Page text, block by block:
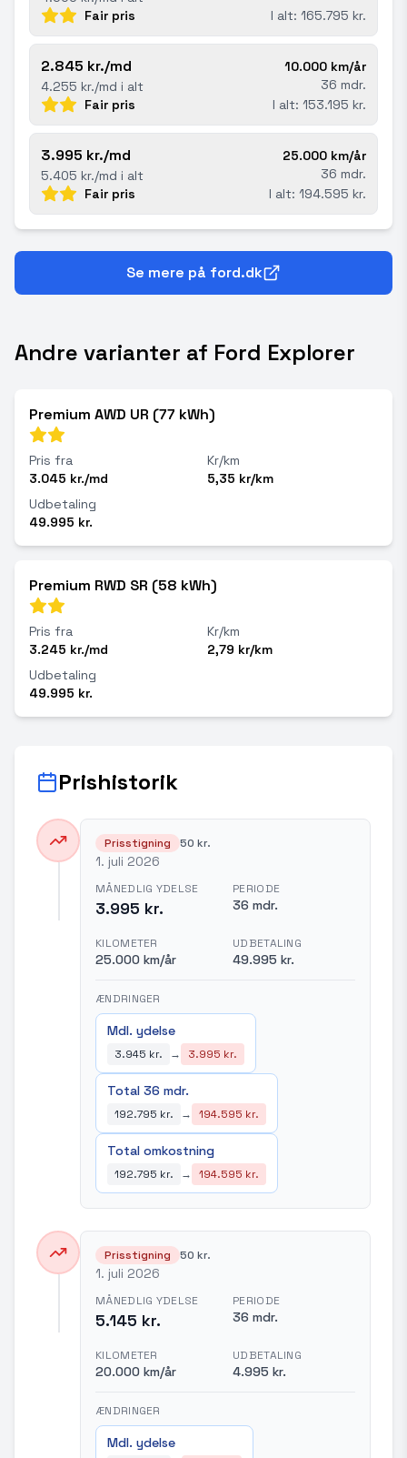
Fair pris
I alt: 165.795 kr.
2.845 kr./md
4.255 kr./md i alt
10.000 km/år
36 mdr.
Fair pris
I alt: 153.195 kr.
3.995 kr./md
5.405 kr./md i alt
25.000 km/år
36 mdr.
Fair pris
I alt: 194.595 kr.
Se mere på ford.dk
Andre varianter af Ford Explorer
Premium AWD UR (77 kWh)
Pris fra
3.045 kr./md
Kr/km
5,35 kr/km
Udbetaling
49.995 kr.
Premium RWD SR (58 kWh)
Pris fra
3.245 kr./md
Kr/km
2,79 kr/km
Udbetaling
49.995 kr.
Prishistorik
Prisstigning 50 kr.
1. juli 2026
MÅNEDLIG YDELSE
3.995 kr.
PERIODE
36 mdr.
KILOMETER
25.000 km/år
UDBETALING
49.995 kr.
ÆNDRINGER
Mdl. ydelse
3.945 kr. → 3.995 kr.
Total 36 mdr.
192.795 kr. → 194.595 kr.
Total omkostning
192.795 kr. → 194.595 kr.
Prisstigning 50 kr.
1. juli 2026
MÅNEDLIG YDELSE
5.145 kr.
PERIODE
36 mdr.
KILOMETER
20.000 km/år
UDBETALING
4.995 kr.
ÆNDRINGER
Mdl. ydelse